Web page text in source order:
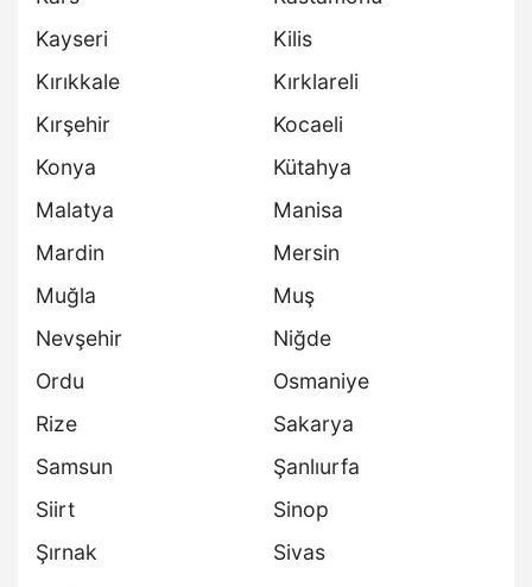
Kayseri
Kilis
Kırıkkale
Kırklareli
Kırşehir
Kocaeli
Konya
Kütahya
Malatya
Manisa
Mardin
Mersin
Muğla
Muş
Nevşehir
Niğde
Ordu
Osmaniye
Rize
Sakarya
Samsun
Şanlıurfa
Siirt
Sinop
Şırnak
Sivas